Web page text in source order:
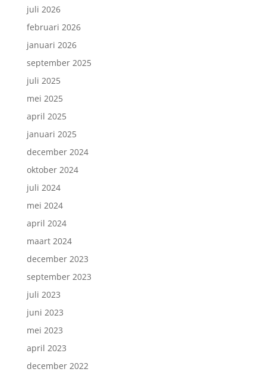
juli 2026
februari 2026
januari 2026
september 2025
juli 2025
mei 2025
april 2025
januari 2025
december 2024
oktober 2024
juli 2024
mei 2024
april 2024
maart 2024
december 2023
september 2023
juli 2023
juni 2023
mei 2023
april 2023
december 2022